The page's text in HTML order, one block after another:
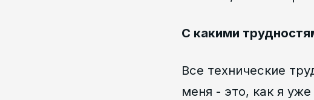
С какими
Все технические
меня - это, как я